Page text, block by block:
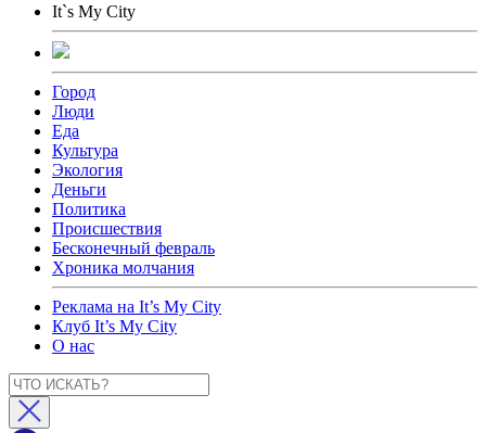
It`s My City
Город
Люди
Еда
Культура
Экология
Деньги
Политика
Происшествия
Бесконечный февраль
Хроника молчания
Реклама на It’s My City
Клуб It’s My City
О нас